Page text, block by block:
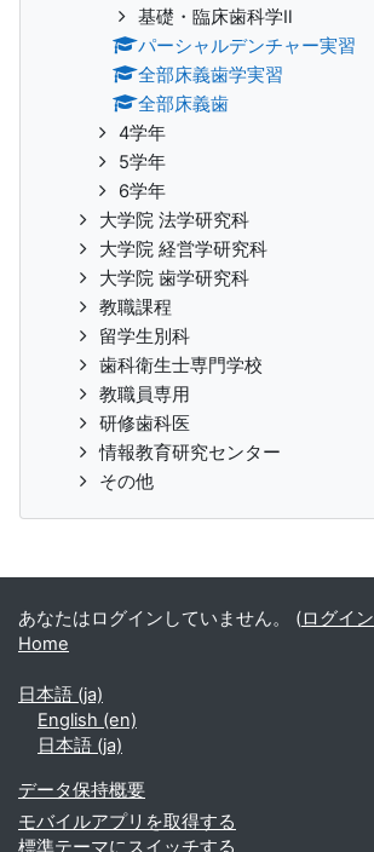
基礎・臨床歯科学Ⅱ
パーシャルデンチャー実習
全部床義歯学実習
全部床義歯
4学年
5学年
6学年
大学院 法学研究科
大学院 経営学研究科
大学院 歯学研究科
教職課程
留学生別科
歯科衛生士専門学校
教職員専用
研修歯科医
情報教育研究センター
その他
あなたはログインしていません。 (ログイン
Home
日本語 ‎(ja)‎
English ‎(en)‎
日本語 ‎(ja)‎
データ保持概要
モバイルアプリを取得する
標準テーマにスイッチする